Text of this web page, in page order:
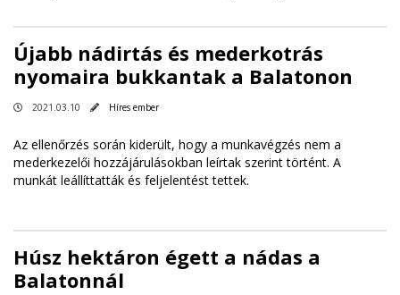
Újabb nádirtás és mederkotrás
nyomaira bukkantak a Balatonon
2021.03.10 Híres ember
Az ellenőrzés során kiderült, hogy a munkavégzés nem a
mederkezelői hozzájárulásokban leírtak szerint történt. A
munkát leállíttatták és feljelentést tettek.
Húsz hektáron égett a nádas a
Balatonnál